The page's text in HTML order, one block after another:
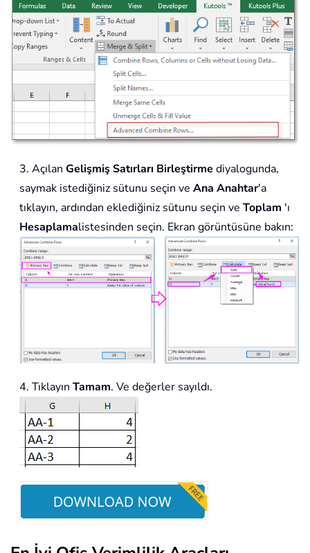
3. Açılan Gelişmiş Satırları Birleştirme diyalogunda,
saymak istediğiniz sütunu seçin ve Ana Anahtar'a
tıklayın, ardından eklediğiniz sütunu seçin ve Toplam 'ı
Hesaplamalistesinden seçin. Ekran görüntüsüne bakın:
4. Tıklayın Tamam. Ve değerler sayıldı.